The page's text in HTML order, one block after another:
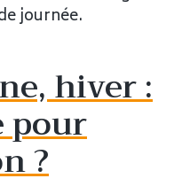
journée.
hiver :
pour
?